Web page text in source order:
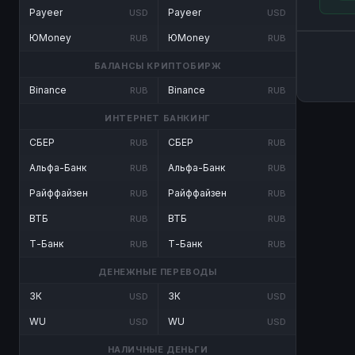
Payeer USD
ЮMoney RUB
Payeer USD
ЮMoney RUB
БАЛАНСЫ КРИПТОБИРЖ
Binance RUB Binance RUB
ИНТЕРНЕТ БАНКИНГ
СБЕР RUB
Альфа-Банк RUB
Райффайзен RUB
ВТБ RUB
Т-Банк RUB
СБЕР RUB
Альфа-Банк RUB
Райффайзен RUB
ВТБ RUB
Т-Банк RUB
ДЕНЕЖНЫЕ ПЕРЕВОДЫ
ЗК USD
WU USD
ЗК USD
WU USD
НАЛИЧНЫЕ ДЕНЬГИ